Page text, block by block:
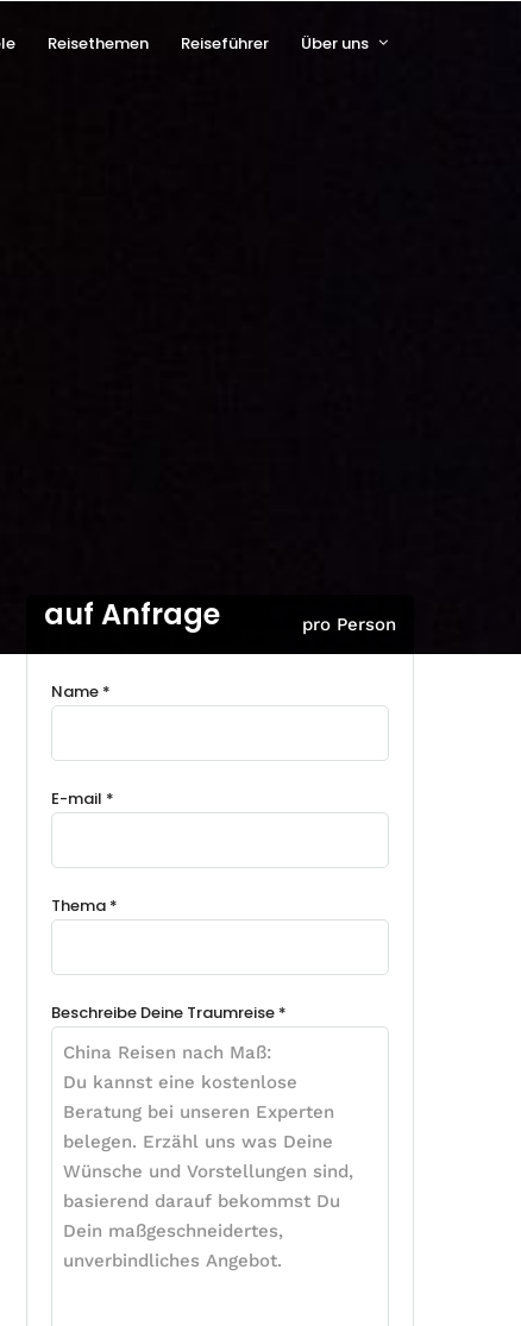
Reisethemen Reiseführer Über uns
auf Anfrage pro Person
Name *
E-mail *
Thema *
Beschreibe Deine Traumreise *